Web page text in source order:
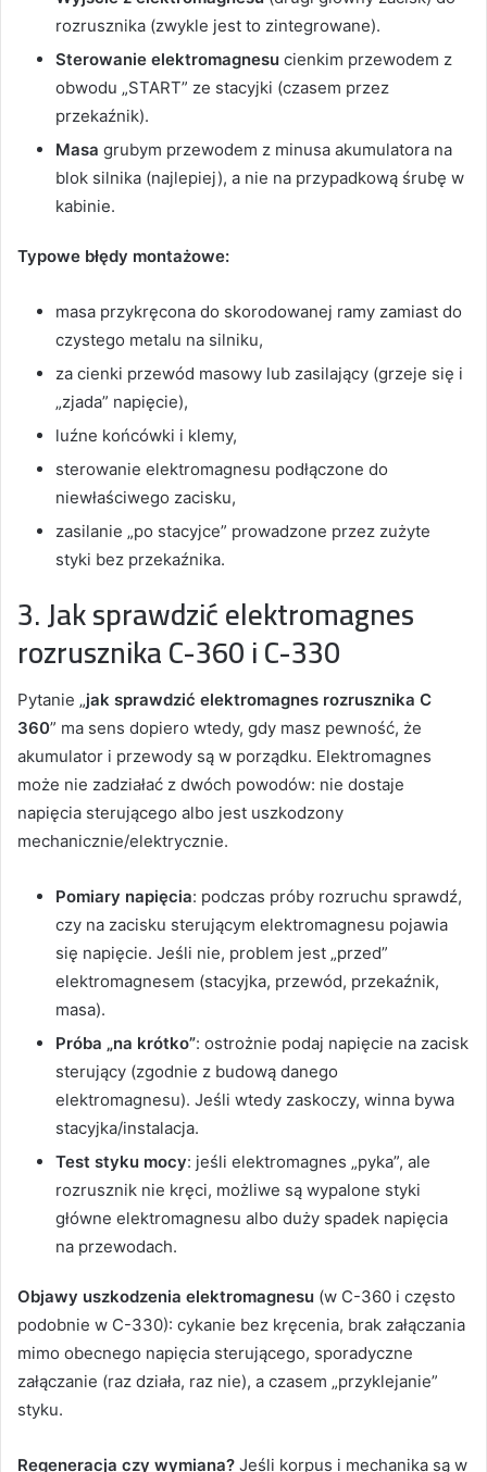
rozrusznika (zwykle jest to zintegrowane).
Sterowanie elektromagnesu cienkim przewodem z
obwodu „START” ze stacyjki (czasem przez
przekaźnik).
Masa grubym przewodem z minusa akumulatora na
blok silnika (najlepiej), a nie na przypadkową śrubę w
kabinie.
Typowe błędy montażowe:
masa przykręcona do skorodowanej ramy zamiast do
czystego metalu na silniku,
za cienki przewód masowy lub zasilający (grzeje się i
„zjada” napięcie),
luźne końcówki i klemy,
sterowanie elektromagnesu podłączone do
niewłaściwego zacisku,
zasilanie „po stacyjce” prowadzone przez zużyte
styki bez przekaźnika.
3. Jak sprawdzić elektromagnes
rozrusznika C-360 i C-330
Pytanie „jak sprawdzić elektromagnes rozrusznika C
360” ma sens dopiero wtedy, gdy masz pewność, że
akumulator i przewody są w porządku. Elektromagnes
może nie zadziałać z dwóch powodów: nie dostaje
napięcia sterującego albo jest uszkodzony
mechanicznie/elektrycznie.
Pomiary napięcia: podczas próby rozruchu sprawdź,
czy na zacisku sterującym elektromagnesu pojawia
się napięcie. Jeśli nie, problem jest „przed”
elektromagnesem (stacyjka, przewód, przekaźnik,
masa).
Próba „na krótko”: ostrożnie podaj napięcie na zacisk
sterujący (zgodnie z budową danego
elektromagnesu). Jeśli wtedy zaskoczy, winna bywa
stacyjka/instalacja.
Test styku mocy: jeśli elektromagnes „pyka”, ale
rozrusznik nie kręci, możliwe są wypalone styki
główne elektromagnesu albo duży spadek napięcia
na przewodach.
Objawy uszkodzenia elektromagnesu (w C-360 i często
podobnie w C-330): cykanie bez kręcenia, brak załączania
mimo obecnego napięcia sterującego, sporadyczne
załączanie (raz działa, raz nie), a czasem „przyklejanie”
styku.
Regeneracja czy wymiana? Jeśli korpus i mechanika są w